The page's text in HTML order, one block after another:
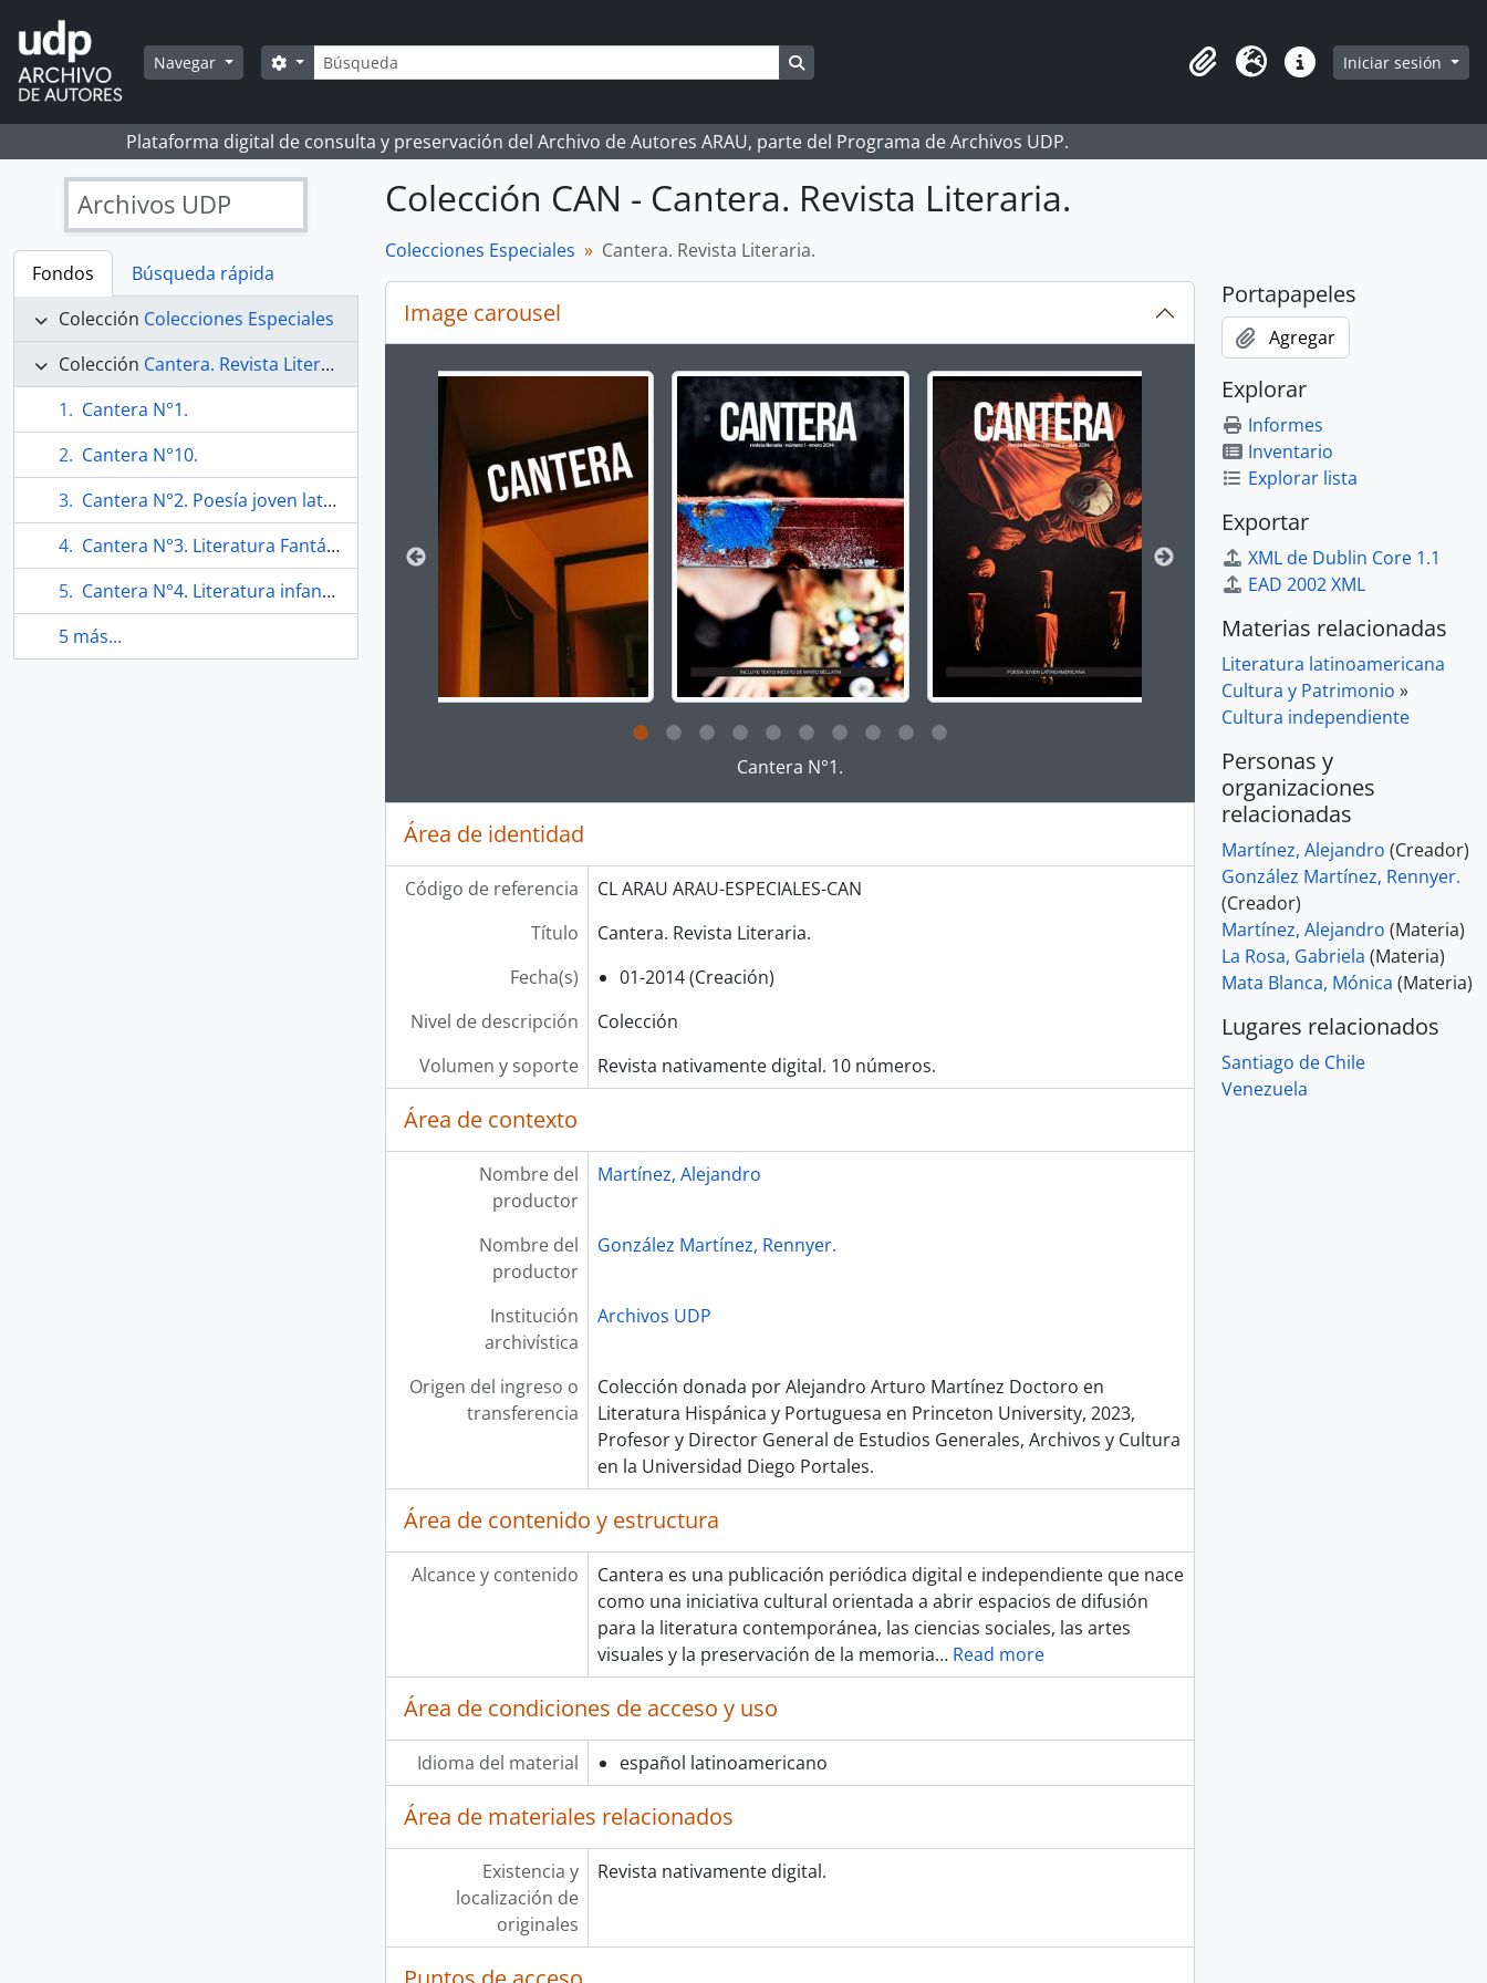
Skip to main content
Navegar Búsqueda
Search options
Portapapeles
Idioma Enlaces rápidos
Iniciar sesión
Plataforma digital de consulta y preservación del Archivo de Autores ARAU, parte del Programa de Archivos UDP.
Archivos UDP
Fondos
Búsqueda rápida
Colección Colecciones Especiales
Colección Cantera. Revista Literaria.
Cantera N°1.
Cantera N°10.
Cantera N°2. Poesía joven latinoamericana.
Cantera N°3. Literatura Fantástica.
Cantera N°4. Literatura infantil.
5 más...
Colección CAN - Cantera. Revista Literaria.
Colecciones Especiales Cantera. Revista Literaria.
Image carousel
Changing the current slide of this carousel will change the description title displayed in the following carousel. Clicking any
Clicking this description title link will open the description view page for this digital object. Advancing the carousel above will
Cantera N°1.
Área de identidad
Código de referencia
CL ARAU ARAU-ESPECIALES-CAN
Título
Cantera. Revista Literaria.
Fecha(s)
01-2014 (Creación)
Nivel de descripción
Colección
Volumen y soporte
Revista nativamente digital. 10 números.
Área de contexto
Nombre del
productor
Martínez, Alejandro
Nombre del
productor
González Martínez, Rennyer.
Institución
archivística
Archivos UDP
Origen del ingreso o
transferencia
Colección donada por Alejandro Arturo Martínez Doctoro en
Literatura Hispánica y Portuguesa en Princeton University, 2023,
Profesor y Director General de Estudios Generales, Archivos y Cultura
en la Universidad Diego Portales.
Área de contenido y estructura
Alcance y contenido
Cantera es una publicación periódica digital e independiente que nace
como una iniciativa cultural orientada a abrir espacios de difusión
para la literatura contemporánea, las ciencias sociales, las artes
visuales y la preservación de la memoria… Read more
Área de condiciones de acceso y uso
Idioma del material español latinoamericano
Área de materiales relacionados
Existencia y
localización de
originales
Revista nativamente digital.
Portapapeles
Agregar
Explorar
Informes
Inventario
Explorar lista
Exportar
XML de Dublin Core 1.1
EAD 2002 XML
Materias relacionadas
Literatura latinoamericana
Cultura y Patrimonio »
Cultura independiente
Personas y
organizaciones
relacionadas
Martínez, Alejandro (Creador)
González Martínez, Rennyer.
(Creador)
Martínez, Alejandro (Materia)
La Rosa, Gabriela (Materia)
Mata Blanca, Mónica (Materia)
Lugares relacionados
Santiago de Chile
Venezuela